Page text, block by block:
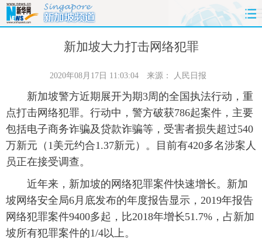
时政 国际
体育 人事
时尚 思客 地方 法治
港澳 台湾 华人 汽车
科技
图片 视频 彩票 食品
旅游 健康 信息化 数据
新加坡大力打击网络犯罪
2020年08月17日 11:03:04 来源： 人民日报
新加坡警方近期展开为期3周的全国执法行动，重
点打击网络犯罪。行动中，警方破获786起案件，主要
包括电子商务诈骗及贷款诈骗等，受害者损失超过540
万新元（1美元约合1.37新元）。目前有420多名涉案人
员正在接受调查。
近年来，新加坡的网络犯罪案件快速增长。新加
坡网络安全局6月底发布的年度报告显示，2019年报告
网络犯罪案件9400多起，比2018年增长51.7%，占新加
坡所有犯罪案件的1/4以上。